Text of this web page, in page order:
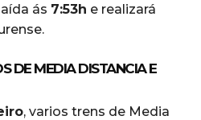
ás 7:53h e realizará
DE MEDIA DISTANCIA E
, varios trens de Media